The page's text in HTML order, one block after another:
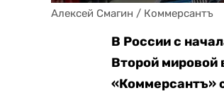
Алексей Смагин / Коммерсантъ
В России с
Второй мировой
«Коммерсантъ»